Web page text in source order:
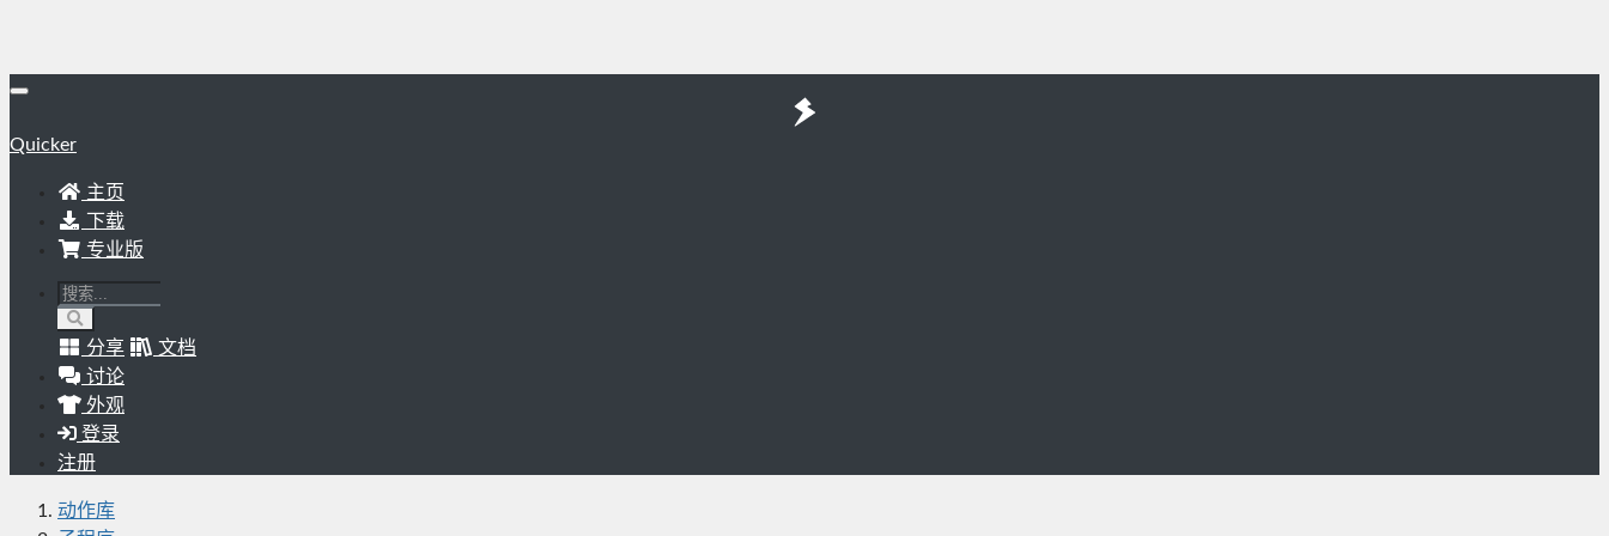
Quicker
主页
下载
专业版
分享
文档
讨论
外观
登录
注册
动作库